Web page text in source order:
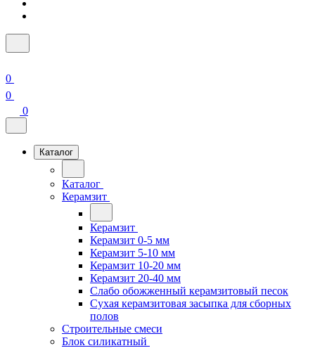
0
0
0
Каталог
Каталог
Керамзит
Керамзит
Керамзит 0-5 мм
Керамзит 5-10 мм
Керамзит 10-20 мм
Керамзит 20-40 мм
Слабо обожженный керамзитовый песок
Сухая керамзитовая засыпка для сборных
полов
Строительные смеси
Блок силикатный